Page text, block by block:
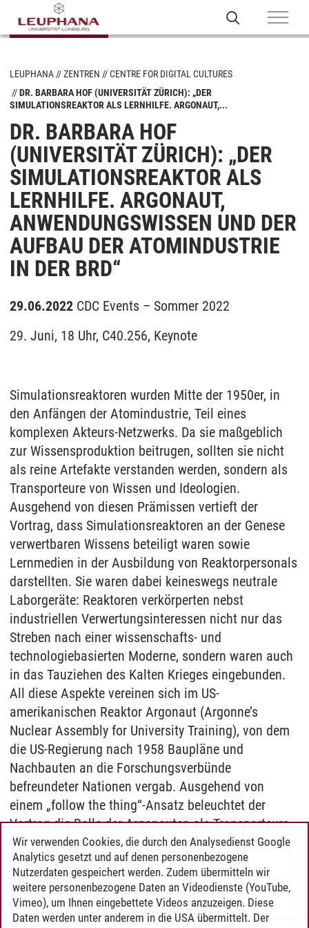
LEUPHANA ZENTREN
CENTRE FOR DIGITAL CULTURES
DR. BARBARA HOF (UNIVERSITÄT ZÜRICH): „DER
SIMULATIONSREAKTOR ALS LERNHILFE. ARGONAUT,...
DR. BARBARA HOF
(UNIVERSITÄT ZÜRICH): „DER
SIMULATIONSREAKTOR ALS
LERNHILFE. ARGONAUT,
ANWENDUNGSWISSEN UND DER
AUFBAU DER ATOMINDUSTRIE
IN DER BRD“
29.06.2022 CDC Events – Sommer 2022
29. Juni, 18 Uhr, C40.256, Keynote
Simulationsreaktoren wurden Mitte der 1950er, in
den Anfängen der Atomindustrie, Teil eines
komplexen Akteurs-Netzwerks. Da sie maßgeblich
zur Wissensproduktion beitrugen, sollten sie nicht
als reine Artefakte verstanden werden, sondern als
Transporteure von Wissen und Ideologien.
Ausgehend von diesen Prämissen vertieft der
Vortrag, dass Simulationsreaktoren an der Genese
verwertbaren Wissens beteiligt waren sowie
Lernmedien in der Ausbildung von Reaktorpersonals
darstellten. Sie waren dabei keineswegs neutrale
Laborgeräte: Reaktoren verkörperten nebst
industriellen Verwertungsinteressen nicht nur das
Streben nach einer wissenschafts- und
technologiebasierten Moderne, sondern waren auch
in das Tauziehen des Kalten Krieges eingebunden.
All diese Aspekte vereinen sich im US-
amerikanischen Reaktor Argonaut (Argonne’s
Nuclear Assembly for University Training), von dem
die US-Regierung nach 1958 Baupläne und
Nachbauten an die Forschungsverbünde
befreundeter Nationen vergab. Ausgehend von
einem „follow the thing“-Ansatz beleuchtet der
Vortrag die Rolle der Argonauten als Transporteure
von Wissen und Ideologien zwischen Staaten und
ihren Beitrag am Aufbau der westdeutschen
Atomindustrie.
Wir verwenden Cookies, die durch den Analysedienst Google
Analytics gesetzt und auf denen personenbezogene
Nutzerdaten gespeichert werden. Zudem übermitteln wir
weitere personenbezogene Daten an Videodienste (YouTube,
Vimeo), um Ihnen eingebettete Videos anzuzeigen. Diese
Daten werden unter anderem in die USA übermittelt. Der